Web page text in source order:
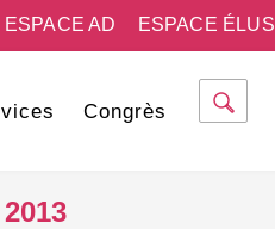
ESPACE ÉLUS
ESPACE AD
Congrès